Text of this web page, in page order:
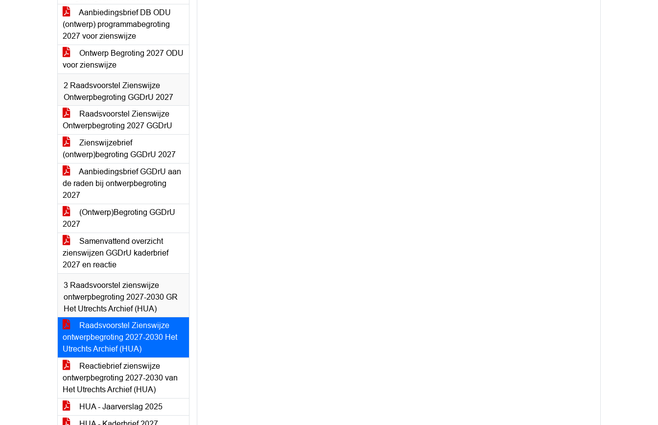
Aanbiedingsbrief DB ODU
(ontwerp) programmabegroting
2027 voor zienswijze
Ontwerp Begroting 2027 ODU
voor zienswijze
2 Raadsvoorstel Zienswijze
Ontwerpbegroting GGDrU 2027
Raadsvoorstel Zienswijze
Ontwerpbegroting 2027 GGDrU
Zienswijzebrief
(ontwerp)begroting GGDrU 2027
Aanbiedingsbrief GGDrU aan
de raden bij ontwerpbegroting
2027
(Ontwerp)Begroting GGDrU
2027
Samenvattend overzicht
zienswijzen GGDrU kaderbrief
2027 en reactie
3 Raadsvoorstel zienswijze
ontwerpbegroting 2027-2030 GR
Het Utrechts Archief (HUA)
Raadsvoorstel Zienswijze
ontwerpbegroting 2027-2030 Het
Utrechts Archief (HUA)
Reactiebrief zienswijze
ontwerpbegroting 2027-2030 van
Het Utrechts Archief (HUA)
HUA - Jaarverslag 2025